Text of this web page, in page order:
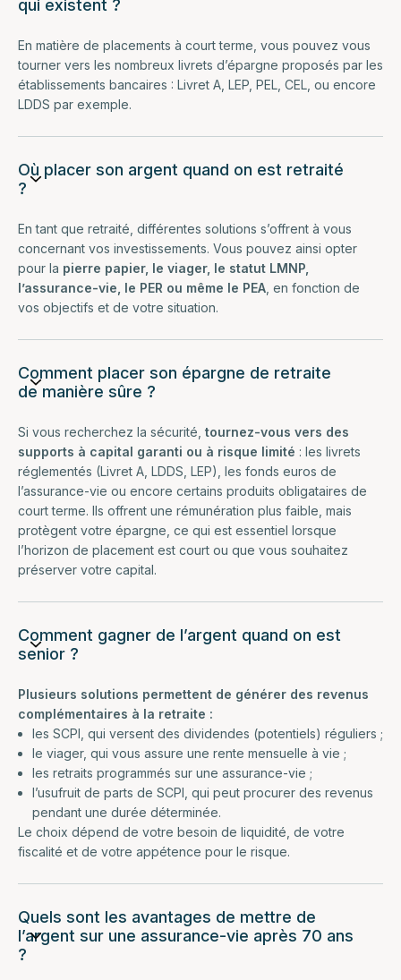
qui existent ?
En matière de placements à court terme, vous pouvez vous
tourner vers les nombreux livrets d’épargne proposés par les
établissements bancaires : Livret A, LEP, PEL, CEL, ou encore
LDDS par exemple.
Où placer son argent quand on est retraité
?
En tant que retraité, différentes solutions s’offrent à vous
concernant vos investissements. Vous pouvez ainsi opter
pour la pierre papier, le viager, le statut LMNP,
l’assurance-vie, le PER ou même le PEA , en fonction de
vos objectifs et de votre situation.
Comment placer son épargne de retraite
de manière sûre ?
Si vous recherchez la sécurité, tournez-vous vers des
supports à capital garanti ou à risque limité : les livrets
réglementés (Livret A, LDDS, LEP), les fonds euros de
l’assurance-vie ou encore certains produits obligataires de
court terme. Ils offrent une rémunération plus faible, mais
protègent votre épargne, ce qui est essentiel lorsque
l’horizon de placement est court ou que vous souhaitez
préserver votre capital.
Comment gagner de l’argent quand on est
senior ?
Plusieurs solutions permettent de générer des revenus
complémentaires à la retraite :
les SCPI, qui versent des dividendes (potentiels) réguliers ;
le viager, qui vous assure une rente mensuelle à vie ;
les retraits programmés sur une assurance-vie ;
l’usufruit de parts de SCPI, qui peut procurer des revenus
pendant une durée déterminée.
Le choix dépend de votre besoin de liquidité, de votre
fiscalité et de votre appétence pour le risque.
Quels sont les avantages de mettre de
l’argent sur une assurance-vie après 70 ans
?